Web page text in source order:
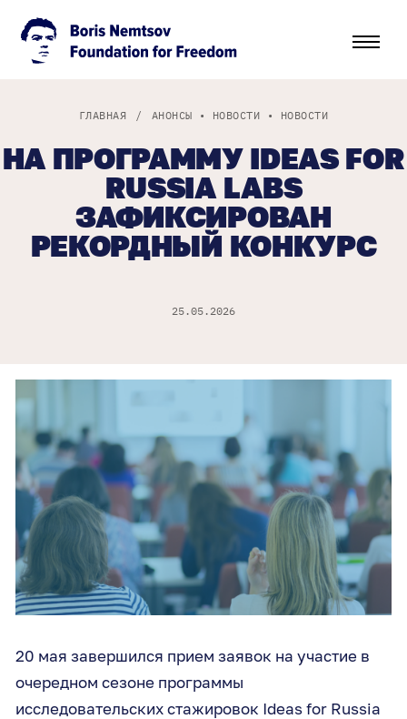
ГЛАВНАЯ / АНОНСЫ • НОВОСТИ • НОВОСТИ
НА ПРОГРАММУ IDEAS FOR
RUSSIA LABS
ЗАФИКСИРОВАН
РЕКОРДНЫЙ КОНКУРС
25.05.2026
20 мая завершился прием заявок на участие в
очередном сезоне программы
исследовательских стажировок Ideas for Russia